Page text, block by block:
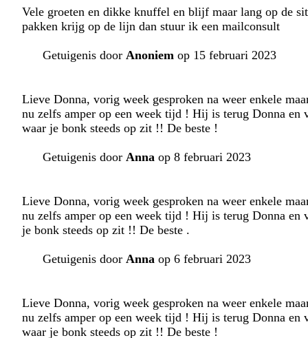
Vele groeten en dikke knuffel en blijf maar lang op de
pakken krijg op de lijn dan stuur ik een mailconsult
Getuigenis door Anoniem op 15 februari 2023
Lieve Donna, vorig week gesproken na weer enkele
nu zelfs amper op een week tijd ! Hij is terug Donna
waar je bonk steeds op zit !! De beste !
Getuigenis door Anna op 8 februari 2023
Lieve Donna, vorig week gesproken na weer enkele
nu zelfs amper op een week tijd ! Hij is terug Donna
je bonk steeds op zit !! De beste .
Getuigenis door Anna op 6 februari 2023
Lieve Donna, vorig week gesproken na weer enkele
nu zelfs amper op een week tijd ! Hij is terug Donna
waar je bonk steeds op zit !! De beste !